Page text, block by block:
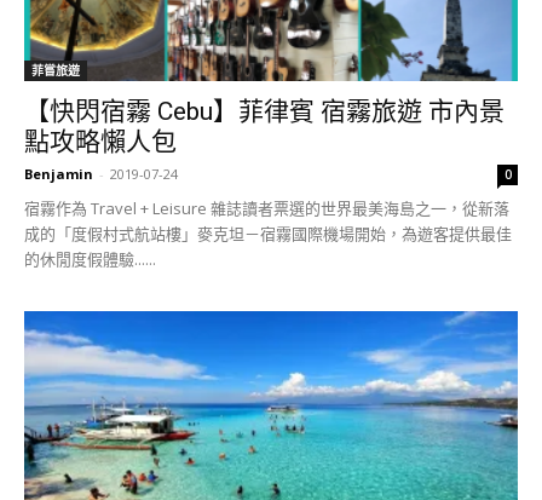
菲嘗旅遊
【快閃宿霧 Cebu】菲律賓 宿霧旅遊 市內景
點攻略懶人包
Benjamin - 2019-07-24 0
宿霧作為 Travel + Leisure 雜誌讀者票選的世界最美海島之一，從新落
成的「度假村式航站樓」麥克坦－宿霧國際機場開始，為遊客提供最佳
的休閒度假體驗......